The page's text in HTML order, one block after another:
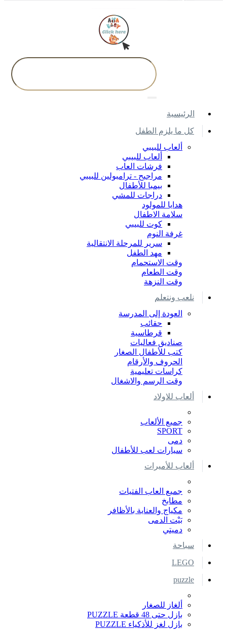
اﻟﺮﺋﻴﺴﻴﺔ
كل ما يلزم الطفل
ألعاب للبيبي
ألعاب للبيبي
فرشات العاب
مراجيح - ترامبولين للبيبي
بيمبا للأطفال
دراجات للمشي
هدايا للمولود
سلامة الاطفال
كوت للبيبي
غرفة النوم
سرير للمرحلة الانتقالية
مهد الطفل
وقت الاستحمام
وقت الطعام
وقت النزهة
نلعب ونتعلم
العودة إلى المدرسة
حقائب
قرطاسية
صناديق فعاليات
كتب للأطفال الصغار
الحروف والأرقام
كراسات تعليمية
وقت الرسم والاشغال
ألعاب للاولاد
جميع الألعاب
SPORT
دمى
سيارات لعب للأطفال
ألعاب للأميرات
جميع العاب الفتيات
مطابخ
مكياج والعناية بالأظافر
بَيْت الدمى
دميتي
سباحة
LEGO
puzzle
ألغاز للصغار
بازل حتى 48 قطعة PUZZLE
بازل لغز للأذكياء PUZZLE